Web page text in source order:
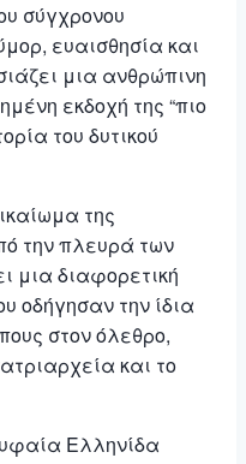
σύγχρονου
ευαισθησία και
μια ανθρώπινη
εκδοχή της “πιο
του δυτικού
της
την πλευρά των
μια διαφορετική
οδήγησαν την ίδια
στον όλεθρο,
και το
Ελληνίδα